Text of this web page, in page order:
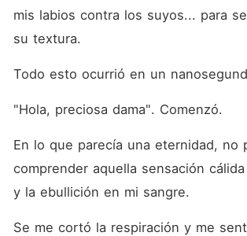
mis labios contra los suyos... para
su textura.
Todo esto ocurrió en un
"Hola, preciosa dama". Comenzó.
En lo que parecía una eternidad, no
comprender aquella sensación
y la ebullición en mi sangre.
Se me cortó la respiración y me